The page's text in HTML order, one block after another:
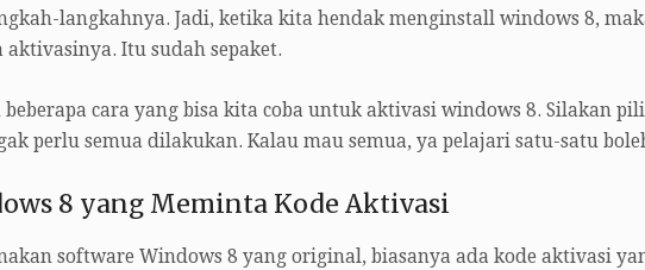
langkahnya. Jadi, ketika kita hendak menginstall windows 8,
Itu sudah sepaket.
cara yang bisa kita coba untuk aktivasi windows 8. Silakan
perlu semua dilakukan. Kalau mau semua, ya pelajari satu-satu
8 yang Meminta Kode Aktivasi
software Windows 8 yang original, biasanya ada kode aktivasi